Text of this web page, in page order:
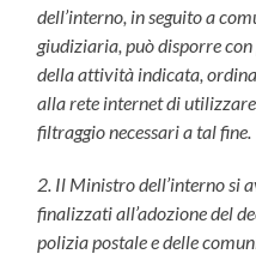
dell’interno, in seguito a
giudiziaria, può disporre
della attività indicata,
alla rete internet di
filtraggio necessari a tal fine.
2. Il Ministro dell’interno si
finalizzati all’adozione del
polizia postale e delle